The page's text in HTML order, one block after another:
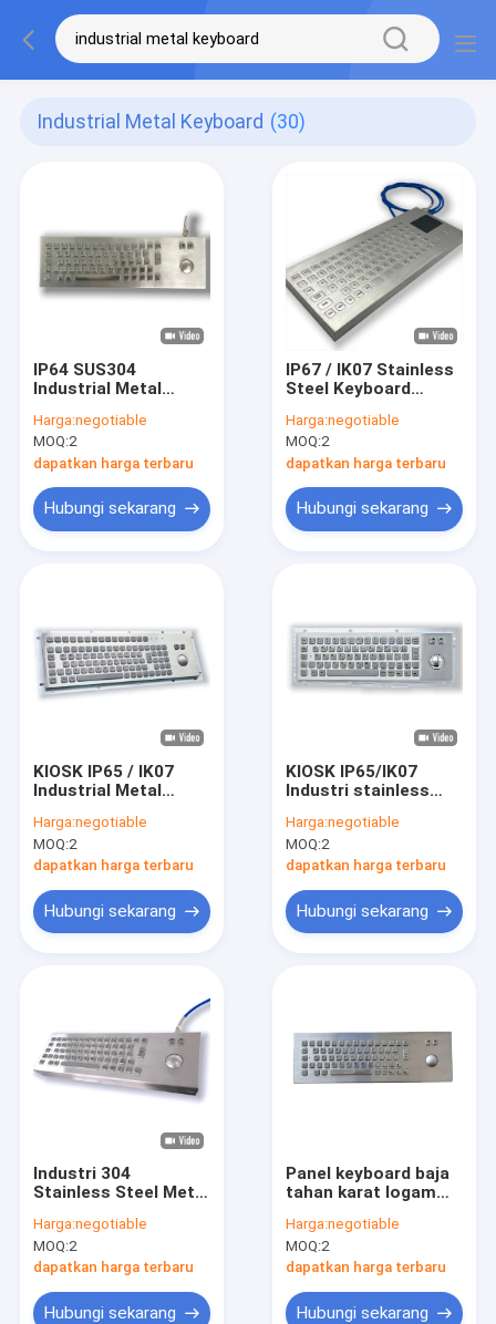
Industrial Metal Keyboard (30)
IP64 SUS304
Industrial Metal
Trackball Support
Support Disesuaikan
Harga:negotiable
MOQ:2
dapatkan harga terbaru
Hubungi sekarang
IP67 / IK07 Stainless
Steel Keyboard
TouchPad
waterproof
dustproof
Disesuaikan
Industrial Metal
Keyboard Mining
Harga:negotiable
MOQ:2
dapatkan harga terbaru
Hubungi sekarang
KIOSK IP65 / IK07
Industrial Metal
Dengan Trackball
Baja Ringan 38mm
Panel Belakang
Harga:negotiable
MOQ:2
dapatkan harga terbaru
Hubungi sekarang
KIOSK IP65/IK07
Industri stainless
Dengan Trackball
Lebih dari 2million
Key Life Cycle Panel
pada -40°C
Harga:negotiable
MOQ:2
dapatkan harga terbaru
Hubungi sekarang
Industri 304
Stainless Steel Metal
Dengan 38mm
Trackball
Harga:negotiable
MOQ:2
dapatkan harga terbaru
Hubungi sekarang
Panel keyboard baja
tahan karat logam
IP65 / IK07 Tingkat
perlindungan
Harga:negotiable
MOQ:2
dapatkan harga terbaru
Hubungi sekarang